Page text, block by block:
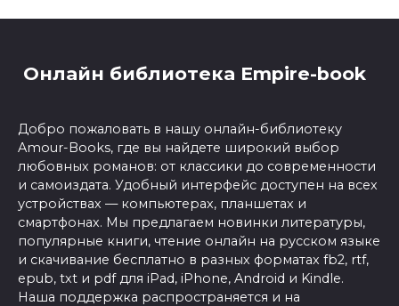
Онлайн библиотека Empire-book
Добро пожаловать в нашу онлайн-библиотеку
Amour-Books, где вы найдете широкий выбор
любовных романов: от классики до современности
и самоиздата. Удобный интерфейс доступен на всех
устройствах — компьютерах, планшетах и
смартфонах. Мы предлагаем новинки литературы,
популярные книги, чтение онлайн на русском языке
и скачивание бесплатно в разных форматах fb2, rtf,
epub, txt и pdf для iPad, iPhone, Android и Kindle.
Наша поддержка распространяется и на